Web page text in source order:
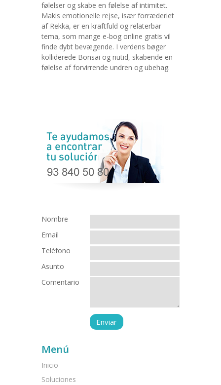
følelser og skabe en følelse af intimitet.
Makis emotionelle rejse, især forræderiet
af Rekka, er en kraftfuld og relaterbar
tema, som mange e-bog online gratis vil
finde dybt bevægende. I verdens bøger
kolliderede Bonsai og nutid, skabende en
følelse af forvirrende undren og ubehag.
Nombre
Email
Teléfono
Asunto
Comentario
Menú
Inicio
Soluciones